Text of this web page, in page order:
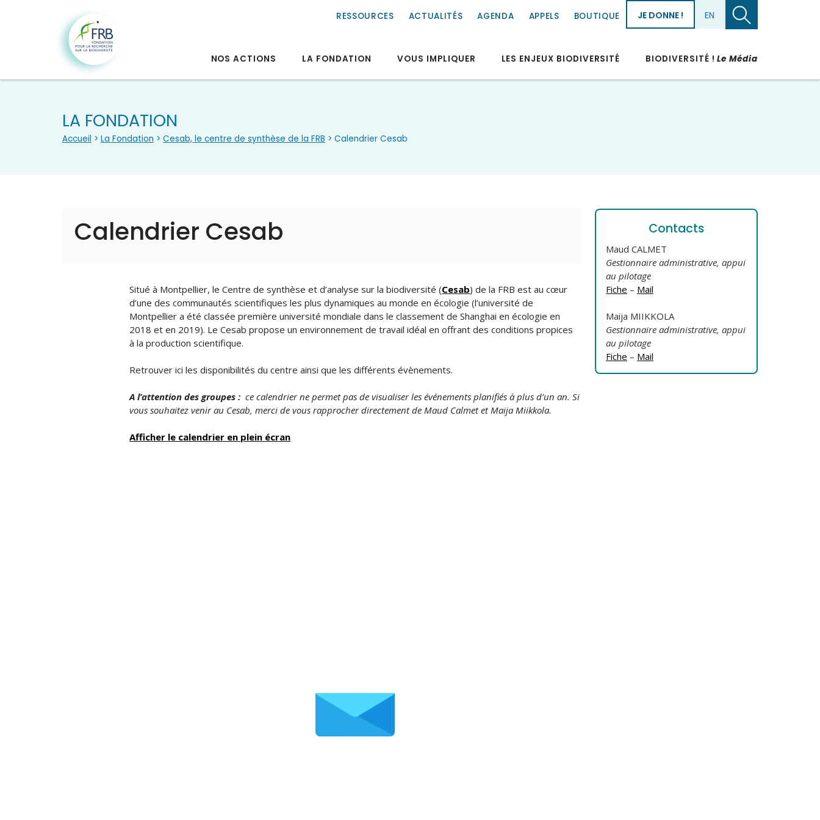
RESSOURCES ACTUALITÉS AGENDA APPELS BOUTIQUE JE DONNE ! EN
NOS ACTIONS LA FONDATION VOUS IMPLIQUER LES ENJEUX BIODIVERSITÉ BIODIVERSITÉ !Le Média
LA FONDATION
Accueil > La Fondation > Cesab, le centre de synthèse de la FRB > Calendrier Cesab
Calendrier Cesab
Situé à Montpellier, le Centre de synthèse et d’analyse sur la biodiversité (Cesab) de la FRB est au cœur
d’une des communautés scientifiques les plus dynamiques au monde en écologie (l’université de
Montpellier a été classée première université mondiale dans le classement de Shanghai en écologie en
2018 et en 2019). Le Cesab propose un environnement de travail idéal en offrant des conditions propices
à la production scientifique.
Retrouver ici les disponibilités du centre ainsi que les différents évènements.
A l’attention des groupes : ce calendrier ne permet pas de visualiser les événements planifiés à plus d’un an. Si
vous souhaitez venir au Cesab, merci de vous rapprocher directement de Maud Calmet et Maija Miikkola.
Afficher le calendrier en plein écran
Contacts
Maud CALMET
Gestionnaire administrative, appui
au pilotage
Fiche – Mail
Maija MIIKKOLA
Gestionnaire administrative, appui
au pilotage
Fiche – Mail